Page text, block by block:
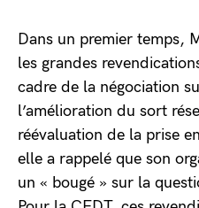
Dans un premier temps,
les grandes
cadre de la négociation
l’amélioration du sort
réévaluation de la prise
elle a rappelé que son
un « bougé » sur la